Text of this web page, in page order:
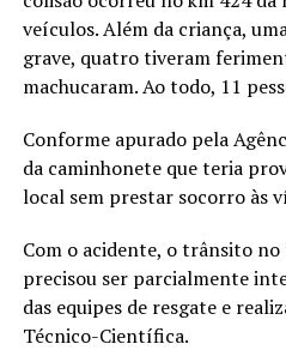
veículos. Além da criança,
grave, quatro tiveram
machucaram. Ao todo, 11
Conforme apurado pela
da caminhonete que teria
local sem prestar socorro às
Com o acidente, o trânsito
precisou ser parcialmente
das equipes de resgate e
Técnico-Científica.